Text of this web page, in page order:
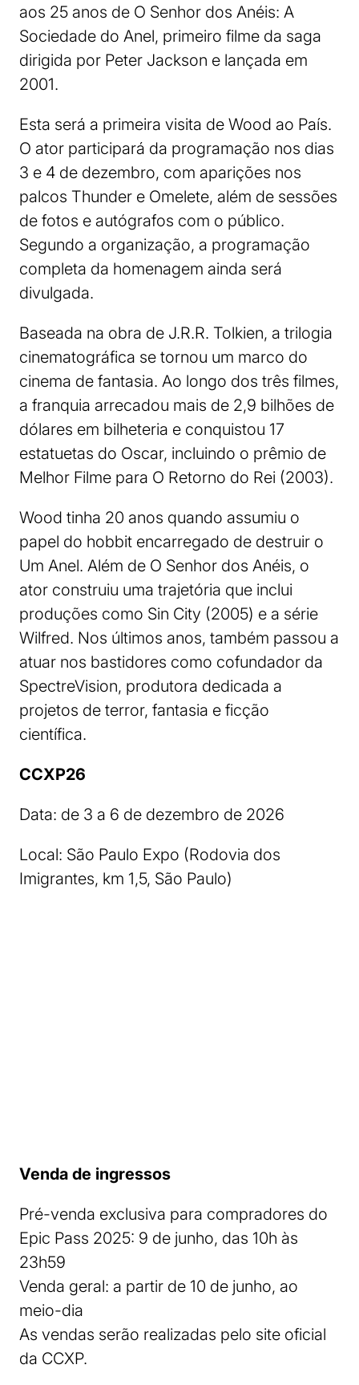
aos 25 anos de O Senhor dos Anéis: A
Sociedade do Anel, primeiro filme da saga
dirigida por Peter Jackson e lançada em
2001.
Esta será a primeira visita de Wood ao País.
O ator participará da programação nos dias
3 e 4 de dezembro, com aparições nos
palcos Thunder e Omelete, além de sessões
de fotos e autógrafos com o público.
Segundo a organização, a programação
completa da homenagem ainda será
divulgada.
Baseada na obra de J.R.R. Tolkien, a trilogia
cinematográfica se tornou um marco do
cinema de fantasia. Ao longo dos três filmes,
a franquia arrecadou mais de 2,9 bilhões de
dólares em bilheteria e conquistou 17
estatuetas do Oscar, incluindo o prêmio de
Melhor Filme para O Retorno do Rei (2003).
Wood tinha 20 anos quando assumiu o
papel do hobbit encarregado de destruir o
Um Anel. Além de O Senhor dos Anéis, o
ator construiu uma trajetória que inclui
produções como Sin City (2005) e a série
Wilfred. Nos últimos anos, também passou a
atuar nos bastidores como cofundador da
SpectreVision, produtora dedicada a
projetos de terror, fantasia e ficção
científica.
CCXP26
Data: de 3 a 6 de dezembro de 2026
Local: São Paulo Expo (Rodovia dos
Imigrantes, km 1,5, São Paulo)
Venda de ingressos
Pré-venda exclusiva para compradores do
Epic Pass 2025: 9 de junho, das 10h às
23h59
Venda geral: a partir de 10 de junho, ao
meio-dia
As vendas serão realizadas pelo site oficial
da CCXP.